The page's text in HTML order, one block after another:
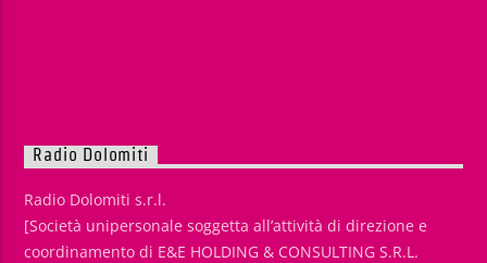
Radio Dolomiti
Radio Dolomiti s.r.l.
[Società unipersonale soggetta all’attività di direzione e
coordinamento di E&E HOLDING & CONSULTING S.R.L.